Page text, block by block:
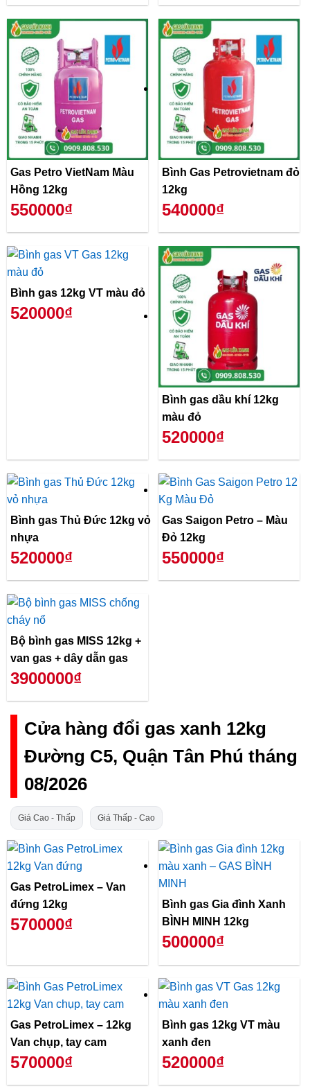
Gas Petro VietNam Màu
Hồng 12kg
550000₫
Bình Gas Petrovietnam đỏ
12kg
540000₫
Bình gas 12kg VT màu đỏ
520000₫
Bình gas dầu khí 12kg
màu đỏ
520000₫
Bình gas Thủ Đức 12kg vỏ
nhựa
520000₫
Gas Saigon Petro – Màu
Đỏ 12kg
550000₫
Bộ bình gas MISS 12kg +
van gas + dây dẫn gas
3900000₫
Cửa hàng đổi gas xanh 12kg
Đường C5, Quận Tân Phú tháng
08/2026
Giá Cao - Thấp Giá Thấp - Cao
Gas PetroLimex – Van
đứng 12kg
570000₫
Bình gas Gia đình Xanh
BÌNH MINH 12kg
500000₫
Gas PetroLimex – 12kg
Van chụp, tay cam
570000₫
Bình gas 12kg VT màu
xanh đen
520000₫